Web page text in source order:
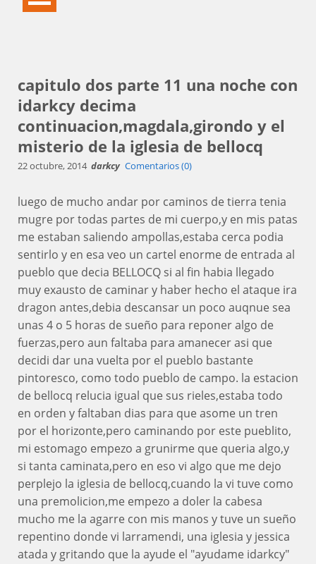
capitulo dos parte 11 una noche con
idarkcy decima
continuacion,magdala,girondo y el
misterio de la iglesia de bellocq
22 octubre, 2014 darkcy Comentarios (0)
luego de mucho andar por caminos de tierra tenia
mugre por todas partes de mi cuerpo,y en mis patas
me estaban saliendo ampollas,estaba cerca podia
sentirlo y en esa veo un cartel enorme de entrada al
pueblo que decia BELLOCQ si al fin habia llegado
muy exausto de caminar y haber hecho el ataque ira
dragon antes,debia descansar un poco auqnue sea
unas 4 o 5 horas de sueño para reponer algo de
fuerzas,pero aun faltaba para amanecer asi que
decidi dar una vuelta por el pueblo bastante
pintoresco, como todo pueblo de campo. la estacion
de bellocq relucia igual que sus rieles,estaba todo
en orden y faltaban dias para que asome un tren
por el horizonte,pero caminando por este pueblito,
mi estomago empezo a grunirme que queria algo,y
si tanta caminata,pero en eso vi algo que me dejo
perplejo la iglesia de bellocq,cuando la vi tuve como
una premolicion,me empezo a doler la cabesa
mucho me la agarre con mis manos y tuve un sueño
repentino donde vi larramendi, una iglesia y jessica
atada y gritando que la ayude el "ayudame idarkcy"